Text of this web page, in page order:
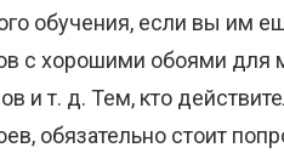
обучения, если вы им
с хорошими обоями для
и т. д. Тем, кто
обязательно стоит